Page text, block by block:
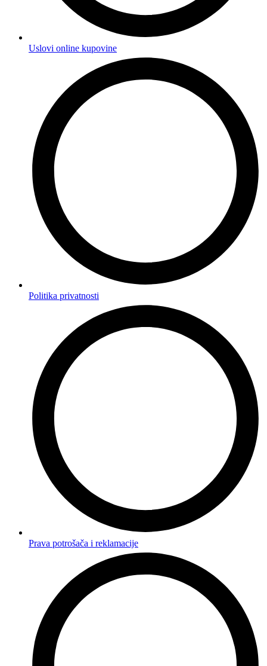
Uslovi online kupovine
Politika privatnosti
Prava potrošača i reklamacije